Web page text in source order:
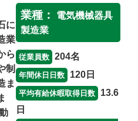
に
業
ら
制
ま
業種：
電気機械器具
製造業
従業員数 204名
年間休日日数 120日
平均有給休暇取得日数
13.6
日